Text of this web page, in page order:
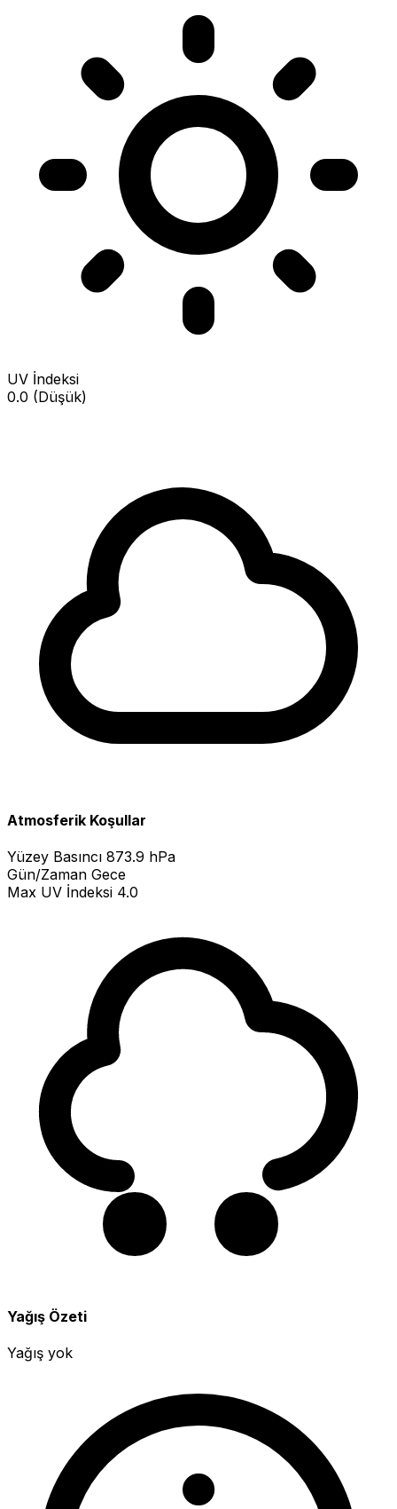
UV İndeksi
0.0 (Düşük)
Atmosferik Koşullar
Yüzey Basıncı 873.9 hPa
Gün/Zaman Gece
Max UV İndeksi 4.0
Yağış Özeti
Yağış yok